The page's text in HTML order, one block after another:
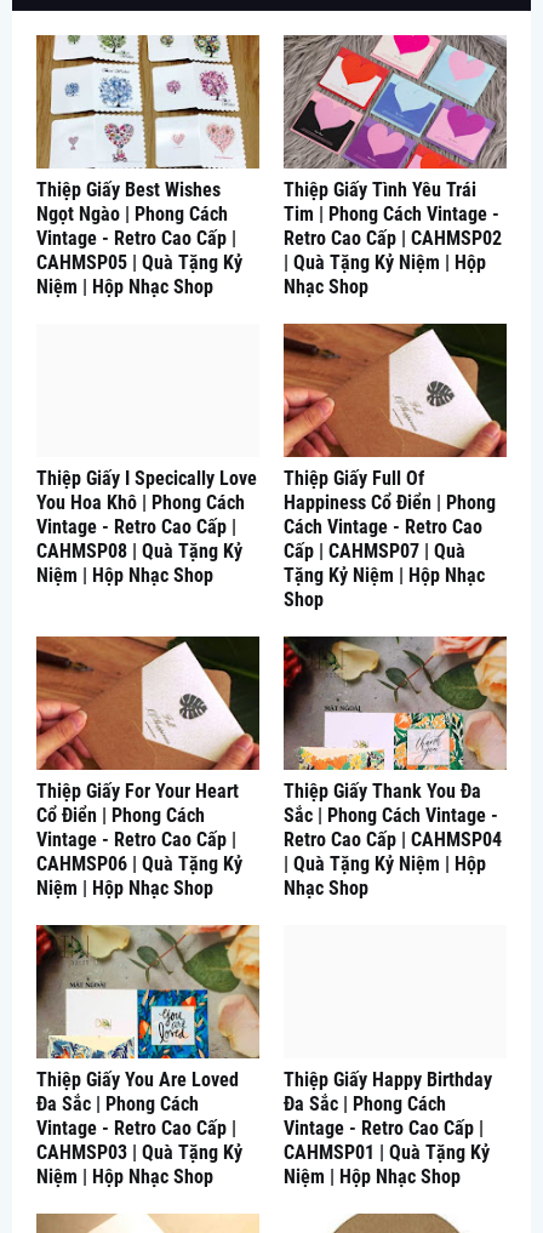
Thiệp Giấy Best Wishes
Ngọt Ngào | Phong Cách
Vintage - Retro Cao Cấp |
CAHMSP05 | Quà Tặng Kỷ
Niệm | Hộp Nhạc Shop
Thiệp Giấy Tình Yêu Trái
Tim | Phong Cách Vintage -
Retro Cao Cấp | CAHMSP02
| Quà Tặng Kỷ Niệm | Hộp
Nhạc Shop
Thiệp Giấy I Specically Love
You Hoa Khô | Phong Cách
Vintage - Retro Cao Cấp |
CAHMSP08 | Quà Tặng Kỷ
Niệm | Hộp Nhạc Shop
Thiệp Giấy Full Of
Happiness Cổ Điển | Phong
Cách Vintage - Retro Cao
Cấp | CAHMSP07 | Quà
Tặng Kỷ Niệm | Hộp Nhạc
Shop
Thiệp Giấy For Your Heart
Cổ Điển | Phong Cách
Vintage - Retro Cao Cấp |
CAHMSP06 | Quà Tặng Kỷ
Niệm | Hộp Nhạc Shop
Thiệp Giấy Thank You Đa
Sắc | Phong Cách Vintage -
Retro Cao Cấp | CAHMSP04
| Quà Tặng Kỷ Niệm | Hộp
Nhạc Shop
Thiệp Giấy You Are Loved
Đa Sắc | Phong Cách
Vintage - Retro Cao Cấp |
CAHMSP03 | Quà Tặng Kỷ
Niệm | Hộp Nhạc Shop
Thiệp Giấy Happy Birthday
Đa Sắc | Phong Cách
Vintage - Retro Cao Cấp |
CAHMSP01 | Quà Tặng Kỷ
Niệm | Hộp Nhạc Shop